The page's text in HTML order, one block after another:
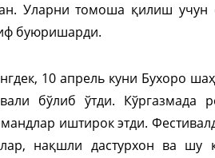
Уларни томоша қилиш
буюришарди.
10 апрель куни Бухоро
бўлиб ўтди. Кўргазмада
иштирок этди.
нақшли дастурхон ва шу